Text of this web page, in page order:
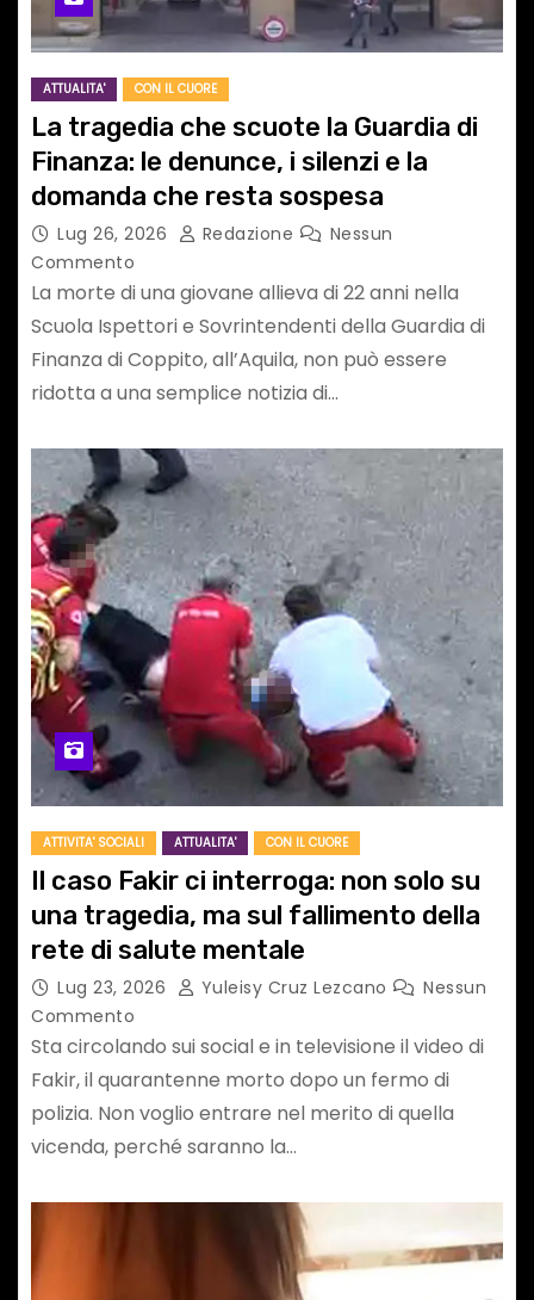
ATTUALITA' CON IL CUORE
La tragedia che scuote la Guardia di
Finanza: le denunce, i silenzi e la
domanda che resta sospesa
Lug 26, 2026 Redazione
Nessun
Commento
La morte di una giovane allieva di 22 anni nella
Scuola Ispettori e Sovrintendenti della Guardia di
Finanza di Coppito, all’Aquila, non può essere
ridotta a una semplice notizia di…
ATTIVITA' SOCIALI ATTUALITA' CON IL CUORE
Il caso Fakir ci interroga: non solo su
una tragedia, ma sul fallimento della
rete di salute mentale
Lug 23, 2026 Yuleisy Cruz Lezcano
Nessun
Commento
Sta circolando sui social e in televisione il video di
Fakir, il quarantenne morto dopo un fermo di
polizia. Non voglio entrare nel merito di quella
vicenda, perché saranno la…